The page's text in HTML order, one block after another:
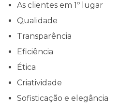
As clientes em 1º lugar
Qualidade
Transparência
Eficiência
Ética
Criatividade
Sofisticação e elegância